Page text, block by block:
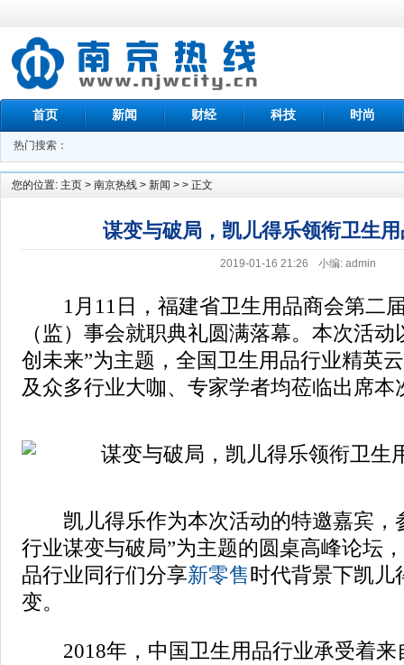
首页 新闻 财经 科技 时尚
热门搜索：
您的位置: 主页 > 南京热线 > 新闻 > > 正文
谋变与破局，凯儿得乐领衔卫生
2019-01-16 21:26 小编: admin
1月11日，福建省卫生用品商会第二
（监）事会就职典礼圆满落幕。本次活
创未来”为主题，全国卫生用品行业精英
及众多行业大咖、专家学者均莅临出席本
凯儿得乐作为本次活动的特邀嘉宾，
行业谋变与破局”为主题的圆桌高峰论坛
品行业同行们分享新零售时代背景下凯儿
变。
2018年，中国卫生用品行业承受着来